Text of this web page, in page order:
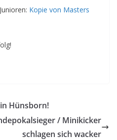
Kopie von Masters
Hünsborn!
/ Minikicker
schlagen sich wacker